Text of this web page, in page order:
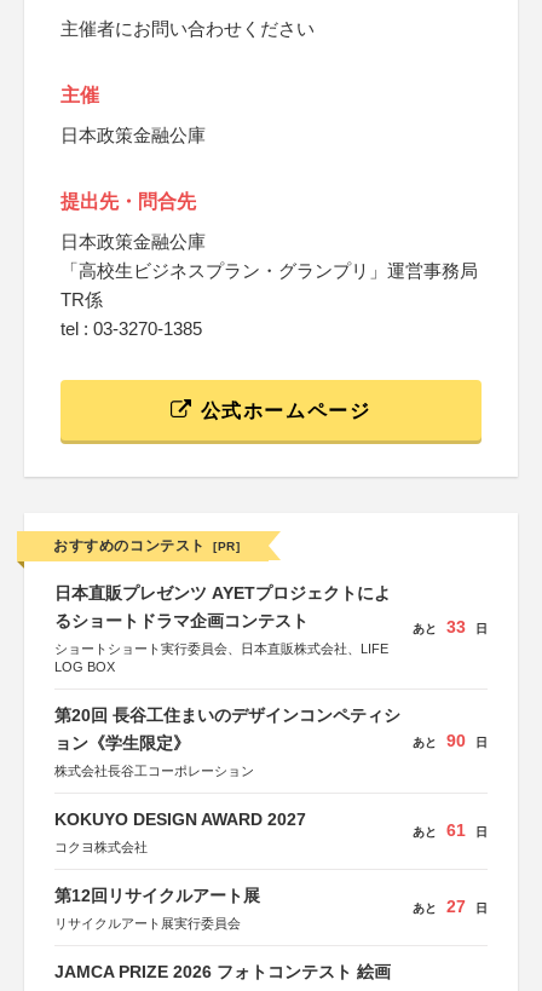
主催者にお問い合わせください
主催
日本政策金融公庫
提出先・問合先
日本政策金融公庫
「高校生ビジネスプラン・グランプリ」運営事務局
TR係
tel : 03-3270-1385
公式ホームページ
おすすめのコンテスト [PR]
日本直販プレゼンツ AYETプロジェクトによ
るショートドラマ企画コンテスト
ショートショート実行委員会、日本直販株式会社、LIFE
LOG BOX
あと 33 日
第20回 長谷工住まいのデザインコンペティシ
ョン《学生限定》
株式会社長谷工コーポレーション
あと 90 日
KOKUYO DESIGN AWARD 2027
コクヨ株式会社
あと 61 日
第12回リサイクルアート展
リサイクルアート展実行委員会
あと 27 日
JAMCA PRIZE 2026 フォトコンテスト 絵画